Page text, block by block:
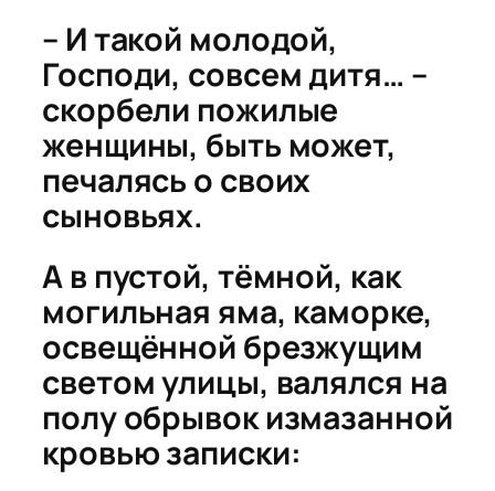
– И такой молодой,
Господи, совсем дитя… –
скорбели пожилые
женщины, быть может,
печалясь о своих
сыновьях.
А в пустой, тёмной, как
могильная яма, каморке,
освещённой брезжущим
светом улицы, валялся на
полу обрывок измазанной
кровью записки: